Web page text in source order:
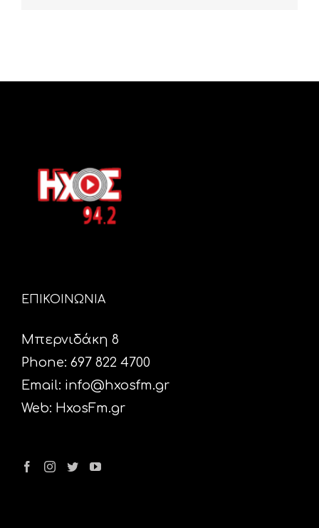
ΕΠΙΚΟΙΝΩΝΙΑ
Μπερνιδάκη 8
Phone: 697 822 4700
Email: info@hxosfm.gr
Web: HxosFm.gr